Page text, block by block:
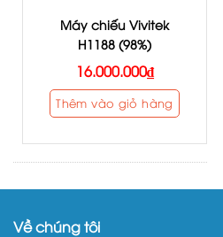
Máy chiếu Vivitek
H1188 (98%)
16.000.000₫
Thêm vào giỏ hàng
Về chúng tôi